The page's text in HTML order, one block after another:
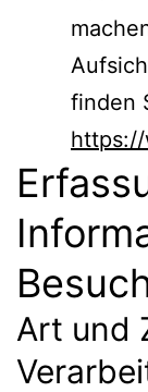
finden
Art und